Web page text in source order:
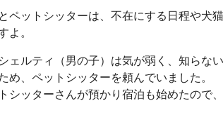
ペットシッターは、不在にする日程や犬
よ。
ェルティ（男の子）は気が弱く、知らな
め、ペットシッターを頼んでいました。
シッターさんが預かり宿泊も始めたので